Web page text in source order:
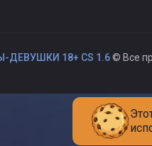
ДЕВУШКИ 18+ CS 1.6© Все